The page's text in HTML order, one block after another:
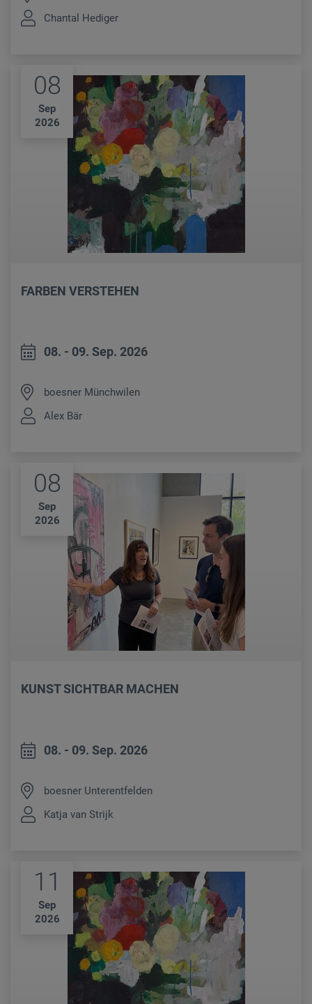
Chantal Hediger
08
Sep
2026
FARBEN VERSTEHEN
08. - 09. Sep. 2026
boesner Münchwilen
Alex Bär
08
Sep
2026
KUNST SICHTBAR MACHEN
08. - 09. Sep. 2026
boesner Unterentfelden
Katja van Strijk
11
Sep
2026